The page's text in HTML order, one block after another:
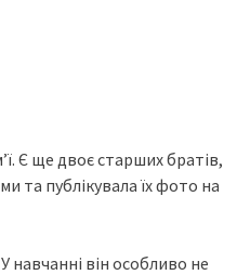
Є ще двоє старших братів,
та публікувала їх фото на
навчанні він особливо не